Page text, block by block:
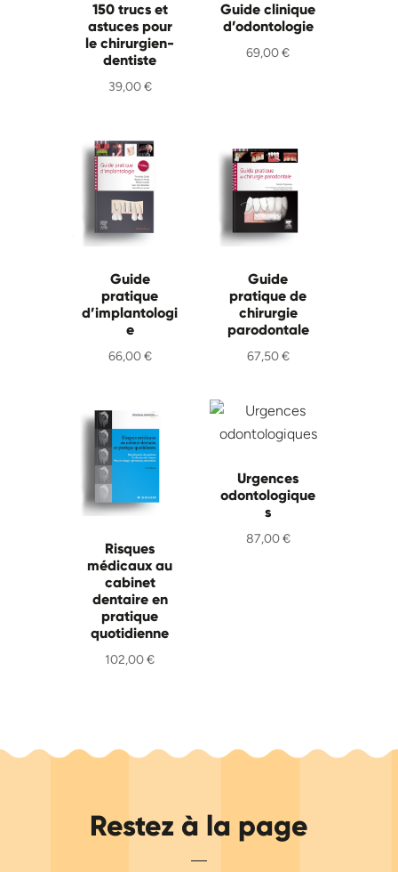
150 trucs et
astuces pour
le chirurgien-
dentiste
39,00€
Guide clinique
d’odontologie
69,00€
Guide
pratique
d’implantologi
e
66,00€
Guide
pratique de
chirurgie
parodontale
67,50€
Risques
médicaux au
cabinet
dentaire en
pratique
quotidienne
102,00€
Urgences
odontologique
s
87,00€
Restez à la page